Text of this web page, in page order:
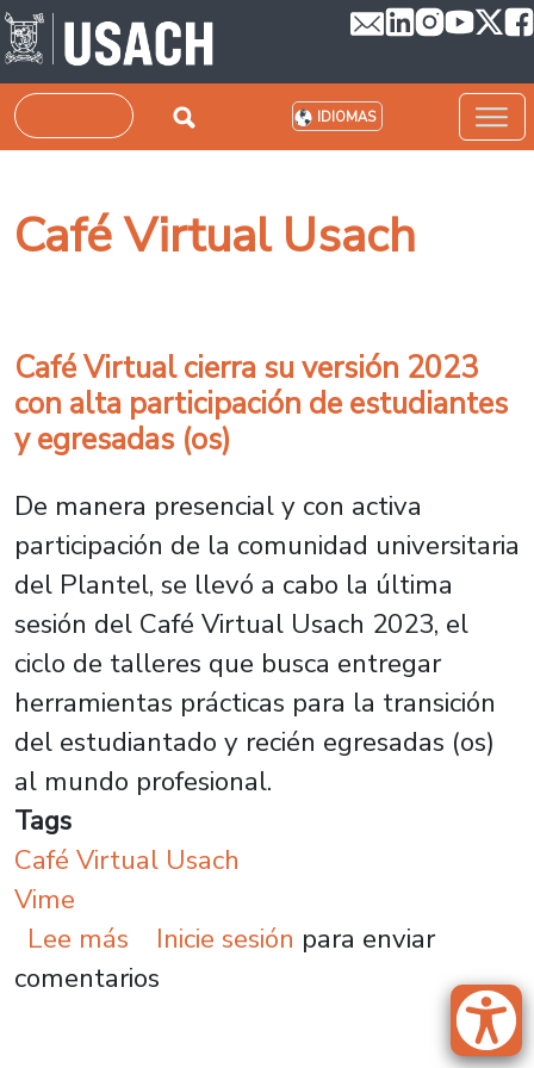
Pasar al contenido principal
Buscar IDIOMAS
Café Virtual Usach
Café Virtual cierra su versión 2023
con alta participación de estudiantes
y egresadas (os)
De manera presencial y con activa
participación de la comunidad universitaria
del Plantel, se llevó a cabo la última
sesión del Café Virtual Usach 2023, el
ciclo de talleres que busca entregar
herramientas prácticas para la transición
del estudiantado y recién egresadas (os)
al mundo profesional.
Tags
Café Virtual Usach
Vime
Lee más sobre Café Virtual cierra su
Inicie sesión para enviar
comentarios